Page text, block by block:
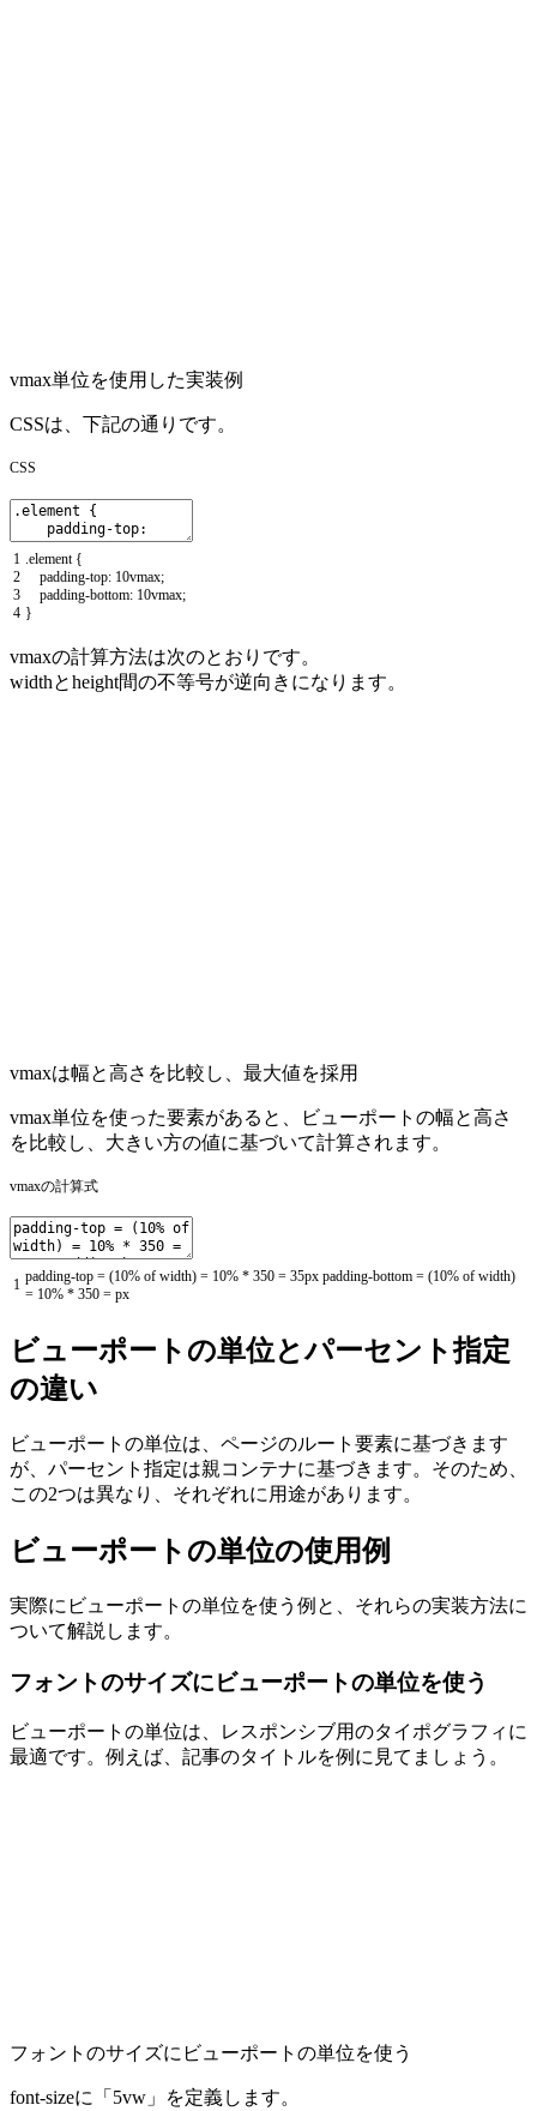
vmax単位を使用した実装例
CSSは、下記の通りです。
CSS
1
2
3
4
element {
padding-top: 10vmax;
padding-bottom: 10vmax;
}
vmaxの計算方法は次のとおりです。
widthとheight間の不等号が逆向きになります。
vmaxは幅と高さを比較し、最大値を採用
vmax単位を使った要素があると、ビューポートの幅と高さ
を比較し、大きい方の値に基づいて計算されます。
vmaxの計算式
1 padding-top = (10% of width) = 10% * 350 = 35px padding-bottom = (10% of width)
= 10% * 350 = px
ビューポートの単位とパーセント指定
の違い
ビューポートの単位は、ページのルート要素に基づきます
が、パーセント指定は親コンテナに基づきます。そのため、
この2つは異なり、それぞれに用途があります。
ビューポートの単位の使用例
実際にビューポートの単位を使う例と、それらの実装方法に
ついて解説します。
フォントのサイズにビューポートの単位を使う
ビューポートの単位は、レスポンシブ用のタイポグラフィに
最適です。例えば、記事のタイトルを例に見てましょう。
フォントのサイズにビューポートの単位を使う
font-sizeに「5vw」を定義します。